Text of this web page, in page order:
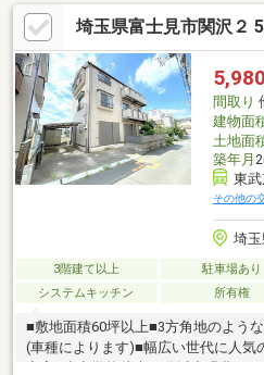
埼玉県富士見市関沢２
5,980
間取り
建物面
土地面
築年月
東
その他の
埼
3階建て以上 駐車場あり
システムキッチン
所有権
■敷地面積60坪以上■3方角地のよう
(車種によります)■幅広い世代に人気